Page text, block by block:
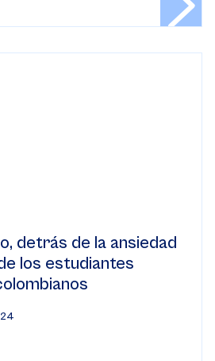
detrás de la ansiedad
los estudiantes